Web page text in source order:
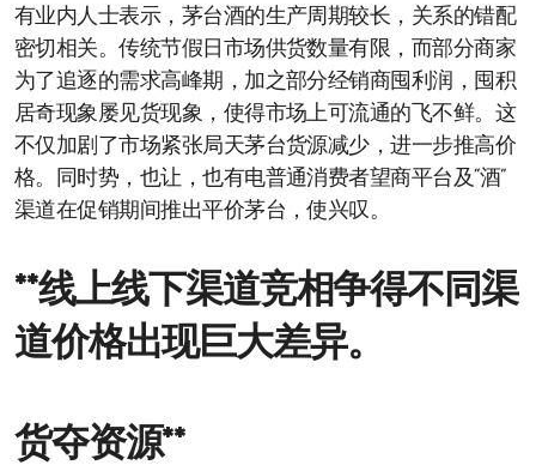
有业内人士表示，茅台酒的生产周期较长，关系的错配
密切相关。传统节假日市场供货数量有限，而部分商家
为了追逐的需求高峰期，加之部分经销商囤利润，囤积
居奇现象屡见货现象，使得市场上可流通的飞不鲜。这
不仅加剧了市场紧张局天茅台货源减少，进一步推高价
格。同时势，也让，也有电普通消费者望商平台及“酒”
渠道在促销期间推出平价茅台，使兴叹。
**线上线下渠道竞相争得不同渠
道价格出现巨大差异。
货夺资源**